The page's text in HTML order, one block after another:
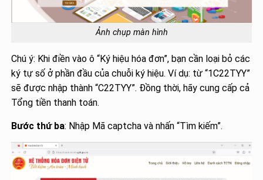
Ảnh chụp màn hình
Chú ý: Khi điền vào ô “Ký hiệu hóa đơn”, bạn cần loại bỏ các
ký tự số ở phần đầu của chuỗi ký hiệu. Ví dụ: từ “1C22TYY”
sẽ được nhập thành “C22TYY”. Đồng thời, hãy cung cấp cả
Tổng tiền thanh toán.
Bước thứ ba: Nhập Mã captcha và nhấn “Tìm kiếm”.